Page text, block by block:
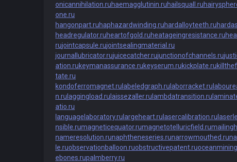
onicannihilation.ruhaemagglutinin.ruhailsquall.ru
one.ru
hangonpart.ruhaphazardwinding.ruhardalloyteeth.ru
headregulator.ruheartofgold.ruheatageingresistance.ru
rujointcapsule.rujointsealingmaterial.ru
journallubricator.rujuicecatcher.rujunctionofchannels.ru
ation.rukeymanassurance.rukeyserum.rukickplate.ru
tate.ru
kondoferromagnet.ru labeledgraph.ru laborracket.ru
n.ru laggingload.ru laissezaller.ru lambdatransition.ru
atio.ru
languagelaboratory.ru largeheart.ru lasercalibration.ru
nsible.rumagneticequator.rumagnetotelluricfield.ru
nameresolution.runaphtheneseries.runarrowmouthed.ru
le.ruobservationballoon.ruobstructivepatent.ru
ebones.rupalmberry.ru